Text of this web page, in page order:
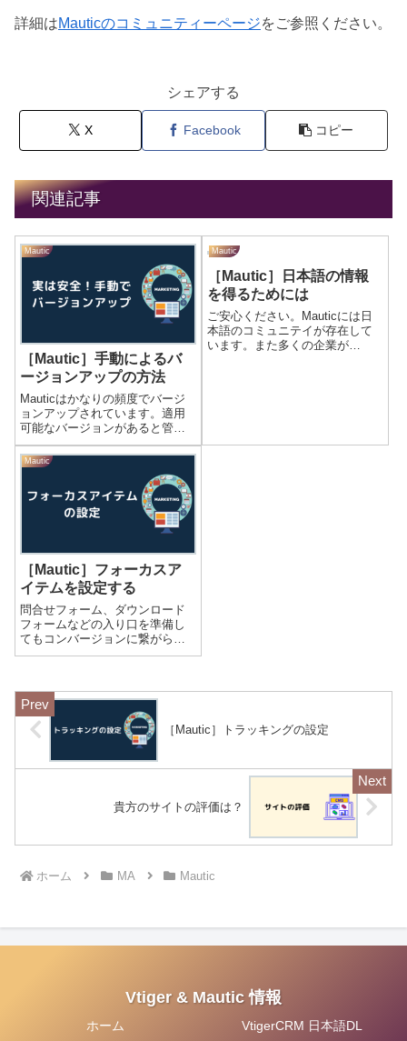
詳細はMauticのコミュニティーページをご参照ください。
シェアする
X Facebook コピー
関連記事
Mautic
［Mautic］手動によるバ
ージョンアップの方法
Mauticはかなりの頻度でバージ
ョンアップされています。適用
可能なバージョンがあると管理
画面の左上の通知のところに表
示されます。ここで［アップデ
ートする］をクリックすること
で自動でバージョンアップがで
きます。ただ注意点がありまし
て、過去の...
Mautic
［Mautic］日本語の情報
を得るためには
ご安心ください。Mauticには日
本語のコミュニテイが存在して
います。また多くの企業が
Mautic
［Mautic］フォーカスア
イテムを設定する
問合せフォーム、ダウンロード
フォームなどの入り口を準備し
てもコンバージョンに繋がらな
いことがあります。そんな時に
アイテム］は、ページにアクセ
スしたときにポップアップ表示
される案内用のコ...
［Mautic］トラッキングの設定
貴方のサイトの評価は？
ホーム MA Mautic
Vtiger & Mautic 情報
ホーム VtigerCRM 日本語DL